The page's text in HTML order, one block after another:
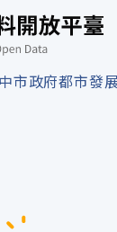
料
市政府都市發